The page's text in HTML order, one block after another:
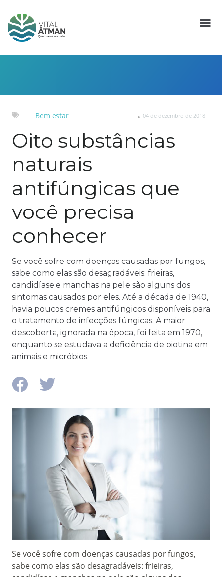
Bem estar 04 de dezembro de 2018
Oito substâncias
naturais
antifúngicas que
você precisa
conhecer
Se você sofre com doenças causadas por fungos,
sabe como elas são desagradáveis: frieiras,
candidíase e manchas na pele são alguns dos
sintomas causados por eles. Até a década de 1940,
havia poucos cremes antifúngicos disponíveis para
o tratamento de infecções fúngicas. A maior
descoberta, ignorada na época, foi feita em 1970,
enquanto se estudava a deficiência de biotina em
animais e micróbios.
Se você sofre com doenças causadas por fungos,
sabe como elas são desagradáveis: frieiras,